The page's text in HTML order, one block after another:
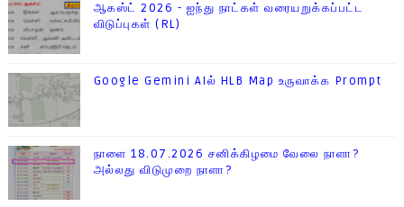
ஆகஸ்ட் 2026 - ஐந்து நாட்கள் வரையறுக்கப்பட்ட
விடுப்புகள் (RL)
Google Gemini AIல் HLB Map உருவாக்க Prompt
நாளை 18.07.2026 சனிக்கிழமை வேலை நாளா?
அல்லது விடுமுறை நாளா?